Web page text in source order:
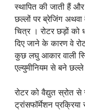
स्थापित की जाती हैं
छल्लों पर ब्रेजिंग अथवा
चित्र । रोटर छड़ों को
दिए जाने के कारण वे
कुछ लघु आकार वाली
एल्युमीनियम से बने
रोटर को वैद्युत स्रोत
ट्रांसफॉर्मेशन प्रक्रिया